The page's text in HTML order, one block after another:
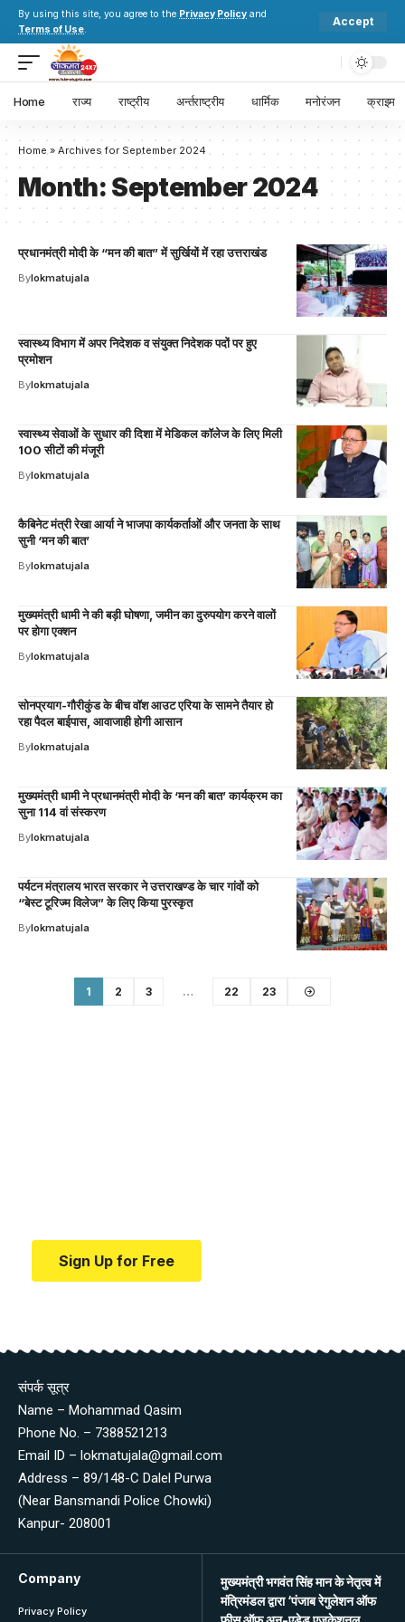
By using this site, you agree to the Privacy Policy and
Terms of Use.
Accept
Home राज्य राष्ट्रीय अर्न्तराष्ट्रीय धार्मिक मनोरंजन क्राइम
Home» Archives for September 2024
Month: September 2024
प्रधानमंत्री मोदी के “मन की बात” में सुर्खियों में रहा उत्तराखंड
Bylokmatujala
स्वास्थ्य विभाग में अपर निदेशक व संयुक्त निदेशक पदों पर हुए
प्रमोशन
Bylokmatujala
स्वास्थ्य सेवाओं के सुधार की दिशा में मेडिकल कॉलेज के लिए मिली
100 सीटों की मंजूरी
Bylokmatujala
कैबिनेट मंत्री रेखा आर्या ने भाजपा कार्यकर्ताओं और जनता के साथ
सुनी ‘मन की बात’
Bylokmatujala
मुख्यमंत्री धामी ने की बड़ी घोषणा, जमीन का दुरुपयोग करने वालों
पर होगा एक्शन
Bylokmatujala
सोनप्रयाग-गौरीकुंड के बीच वॉश आउट एरिया के सामने तैयार हो
रहा पैदल बाईपास, आवाजाही होगी आसान
Bylokmatujala
मुख्यमंत्री धामी ने प्रधानमंत्री मोदी के ‘मन की बात’ कार्यक्रम का
सुना 114 वां संस्करण
Bylokmatujala
पर्यटन मंत्रालय भारत सरकार ने उत्तराखण्ड के चार गांवों को
“बेस्ट टूरिज्म विलेज” के लिए किया पुरस्कृत
Bylokmatujala
1 2 3 … 22 23
Sign Up for Free
संपर्क सूत्र
Name – Mohammad Qasim
Phone No. – 7388521213
Email ID – lokmatujala@gmail.com
Address – 89/148-C Dalel Purwa
(Near Bansmandi Police Chowki)
Kanpur- 208001
Company
Privacy Policy
मुख्यमंत्री भगवंत सिंह मान के नेतृत्व में
मंत्रिमंडल द्वारा ‘पंजाब रेगुलेशन ऑफ